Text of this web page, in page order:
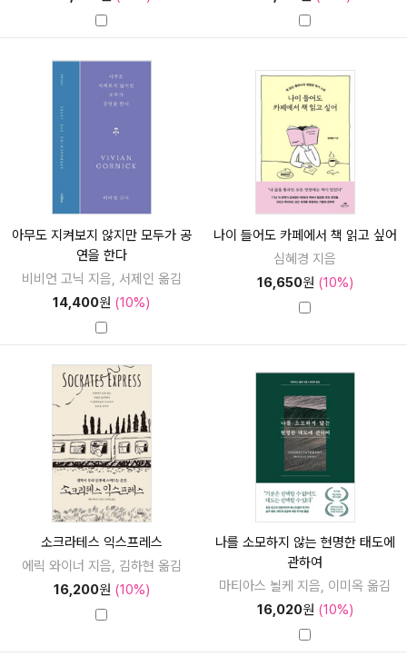
아무도 지켜보지 않지만 모두가 공
연을 한다
비비언 고닉 지음, 서제인 옮김
14,400원 (10%)
나이 들어도 카페에서 책 읽고 싶어
심혜경 지음
16,650원 (10%)
소크라테스 익스프레스
에릭 와이너 지음, 김하현 옮김
16,200원 (10%)
나를 소모하지 않는 현명한 태도에
관하여
마티아스 뇔케 지음, 이미옥 옮김
16,020원 (10%)